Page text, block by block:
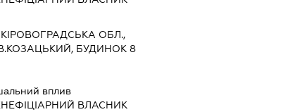
КІРОВОГРАДСЬКА ОБЛ.,
БУДИНОК 8
вплив
ВЛАСНИК